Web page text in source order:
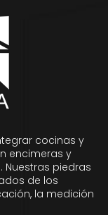
cocinas y
encimeras y
piedras
de los
la medición